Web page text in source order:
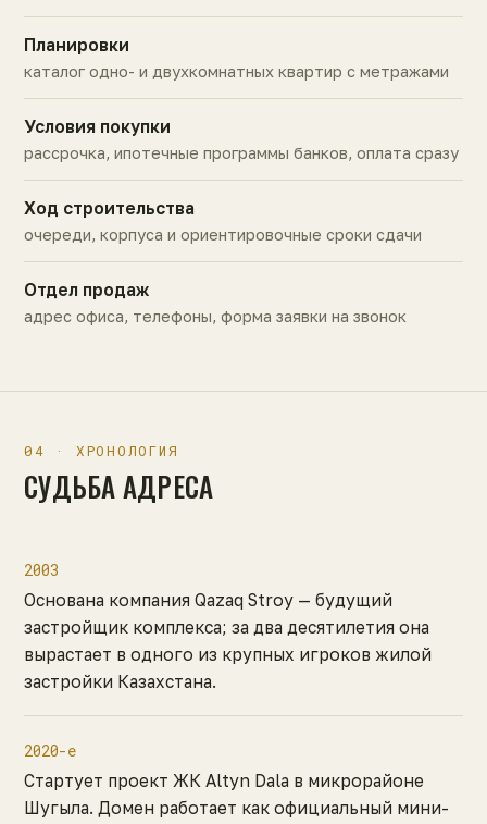
Планировки
каталог одно- и двухкомнатных квартир с метражами
Условия покупки
рассрочка, ипотечные программы банков, оплата сразу
Ход строительства
очереди, корпуса и ориентировочные сроки сдачи
Отдел продаж
адрес офиса, телефоны, форма заявки на звонок
04 · ХРОНОЛОГИЯ
СУДЬБА АДРЕСА
2003
Основана компания Qazaq Stroy — будущий
застройщик комплекса; за два десятилетия она
вырастает в одного из крупных игроков жилой
застройки Казахстана.
2020-е
Стартует проект ЖК Altyn Dala в микрорайоне
Шугыла. Домен работает как официальный мини-